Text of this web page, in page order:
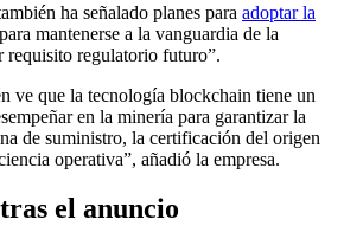
ha señalado planes para adoptar la
mantenerse a la vanguardia de la
requisito regulatorio futuro”.
ve que la tecnología blockchain tiene un
en la minería para garantizar la
de suministro, la certificación del origen
operativa”, añadió la empresa.
el anuncio